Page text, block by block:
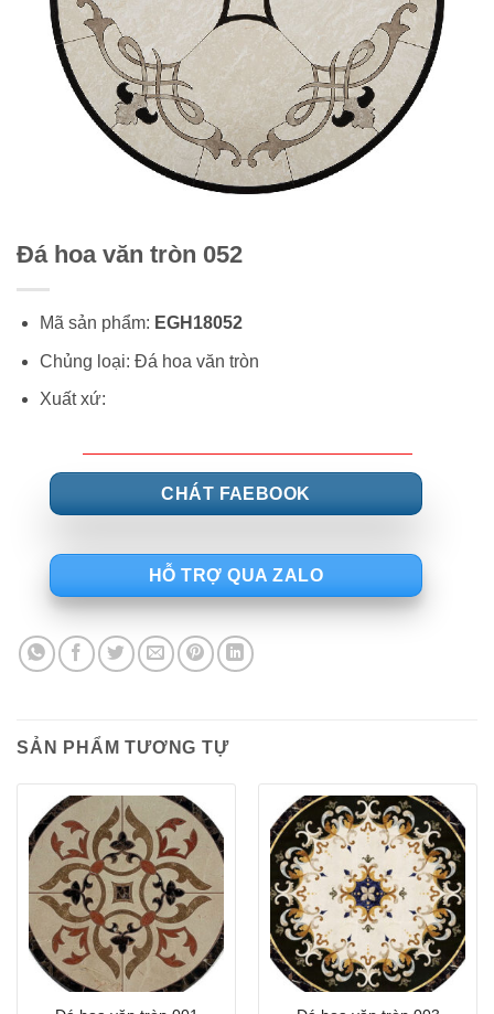
Đá hoa văn tròn 052
Mã sản phẩm: EGH18052
Chủng loại: Đá hoa văn tròn
Xuất xứ:
CHÁT FAEBOOK
HỖ TRỢ QUA ZALO
SẢN PHẨM TƯƠNG TỰ